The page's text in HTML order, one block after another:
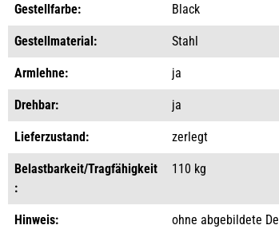
Gestellfarbe: Black
Gestellmaterial: Stahl
Armlehne: ja
Drehbar: ja
Lieferzustand: zerlegt
Belastbarkeit/Tragfähigkeit
:
110 kg
Hinweis: ohne abgebildete